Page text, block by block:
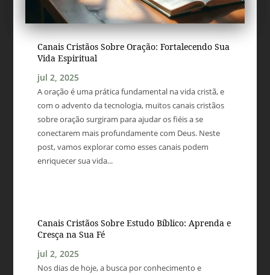
Canais Cristãos Sobre Oração: Fortalecendo Sua
Vida Espiritual
jul 2, 2025
A oração é uma prática fundamental na vida cristã, e
com o advento da tecnologia, muitos canais cristãos
sobre oração surgiram para ajudar os fiéis a se
conectarem mais profundamente com Deus. Neste
post, vamos explorar como esses canais podem
enriquecer sua vida...
Canais Cristãos Sobre Estudo Bíblico: Aprenda e
Cresça na Sua Fé
jul 2, 2025
Nos dias de hoje, a busca por conhecimento e